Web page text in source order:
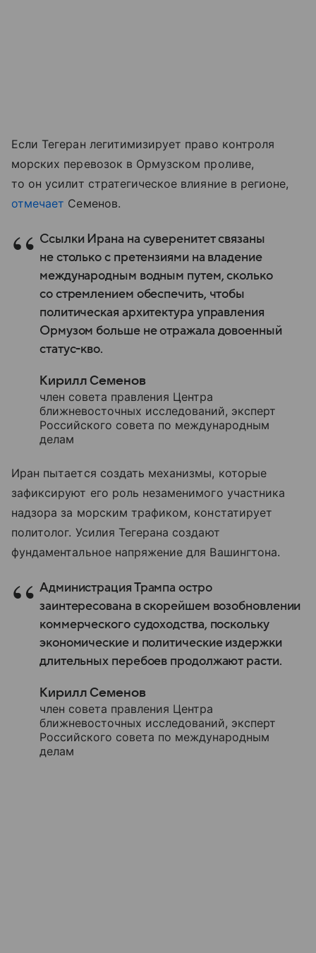
Если Тегеран легитимизирует право контроля
морских перевозок в Ормузском проливе,
то он усилит стратегическое влияние в регионе,
отмечает Семенов.
Ссылки Ирана на суверенитет связаны
не столько с претензиями на владение
международным водным путем, сколько
со стремлением обеспечить, чтобы
политическая архитектура управления
Ормузом больше не отражала довоенный
статус-кво.
Кирилл Семенов
член совета правления Центра
ближневосточных исследований, эксперт
Российского совета по международным
делам
Иран пытается создать механизмы, которые
зафиксируют его роль незаменимого участника
надзора за морским трафиком, констатирует
политолог. Усилия Тегерана создают
фундаментальное напряжение для Вашингтона.
Администрация Трампа остро
заинтересована в скорейшем возобновлении
коммерческого судоходства, поскольку
экономические и политические издержки
длительных перебоев продолжают расти.
Кирилл Семенов
член совета правления Центра
ближневосточных исследований, эксперт
Российского совета по международным
делам